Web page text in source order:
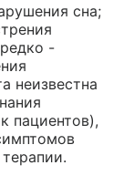
сна;
-
неизвестна
пациентов),